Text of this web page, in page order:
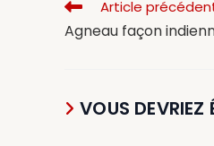
Article
Agneau façon
VOUS DEVRIEZ